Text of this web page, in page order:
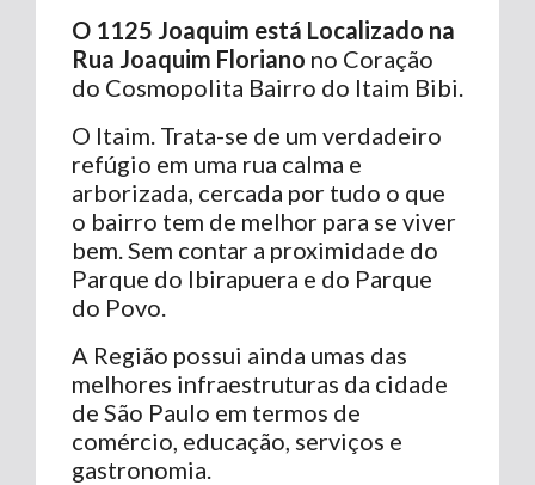
O 1125 Joaquim está Localizado na
Rua Joaquim Floriano no Coração
do Cosmopolita Bairro do Itaim Bibi.
O Itaim. Trata-se de um verdadeiro
refúgio em uma rua calma e
arborizada, cercada por tudo o que
o bairro tem de melhor para se viver
bem. Sem contar a proximidade do
Parque do Ibirapuera e do Parque
do Povo.
A Região possui ainda umas das
melhores infraestruturas da cidade
de São Paulo em termos de
comércio, educação, serviços e
gastronomia.